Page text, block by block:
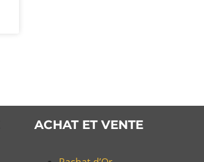
ACHAT ET VENTE